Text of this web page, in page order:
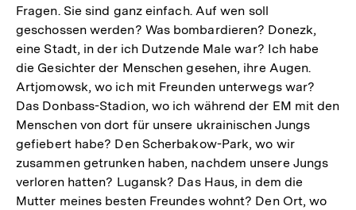
Fragen. Sie sind ganz einfach. Auf wen soll
geschossen werden? Was bombardieren? Donezk,
eine Stadt, in der ich Dutzende Male war? Ich habe
die Gesichter der Menschen gesehen, ihre Augen.
Artjomowsk, wo ich mit Freunden unterwegs war?
Das Donbass-Stadion, wo ich während der EM mit den
Menschen von dort für unsere ukrainischen Jungs
gefiebert habe? Den Scherbakow-Park, wo wir
zusammen getrunken haben, nachdem unsere Jungs
verloren hatten? Lugansk? Das Haus, in dem die
Mutter meines besten Freundes wohnt? Den Ort, wo